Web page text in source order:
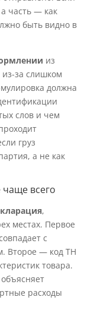
а часть — как
быть видно в
из
за слишком
должна
слов и чем
груз
а не как
всего
,
местах. Первое
с
Второе — код ТН
товара.
расходы